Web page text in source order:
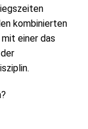
kombinierten
einer das